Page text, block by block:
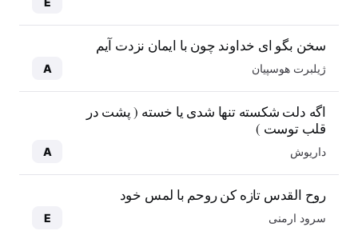
سخن بگو ای خداوند چون با ایمان نزدت آیم
ژیلبرت هوسپیان A
اگه دلت شکسته تنها شدی یا خسته ( پشت در
قلب توست )
داریوش A
روح القدس تازه کن روحم با لمس خود
سرود ارمنی E